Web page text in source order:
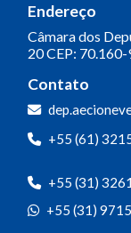
Endereço
Câmara dos
20CEP: 70.160-
Contato
+55 (61)
+55 (31)
+55 (31)